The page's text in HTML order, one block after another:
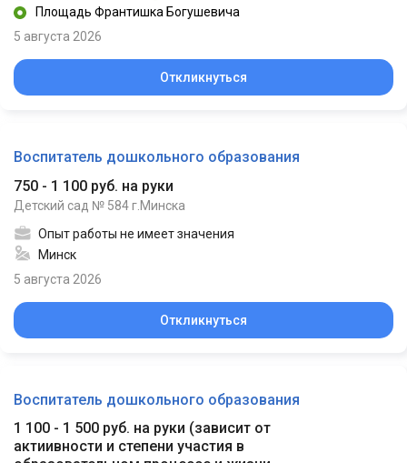
Площадь Франтишка Богушевича
5 августа 2026
Откликнуться
Воспитатель дошкольного образования
750 - 1 100 руб. на руки
Детский сад № 584 г.Минска
Опыт работы не имеет значения
Минск
5 августа 2026
Откликнуться
Воспитатель дошкольного образования
1 100 - 1 500 руб. на руки (зависит от
актиивности и степени участия в